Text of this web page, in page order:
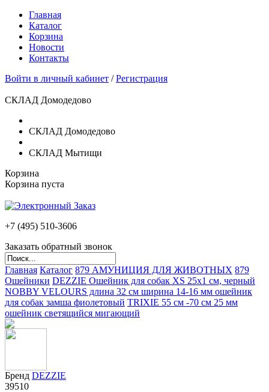
Главная
Каталог
Корзина
Новости
Контакты
Войти в личный кабинет /Регистрация
СКЛАД Домодедово
СКЛАД Домодедово
СКЛАД Мытищи
Корзина
Корзина пуста
+7 (495) 510-3606
Заказать обратный звонок
Главная Каталог 879 АМУНИЦИЯ ДЛЯ ЖИВОТНЫХ 879
Ошейники DEZZIE Ошейник для собак XS 25х1 см, черный
NOBBY VELOURS длина 32 см ширина 14-16 мм ошейник
для собак замша фиолетовый TRIXIE 55 см -70 см 25 мм
ошейник светящийся мигающий
Бренд DEZZIE
39510